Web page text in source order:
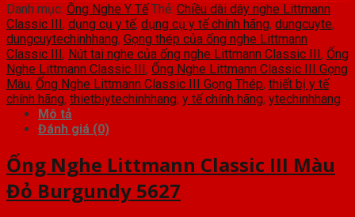
Danh mục: Ống Nghe Y Tế Thẻ: Chiều dài dây nghe Littmann
Classic III, dụng cụ y tế, dụng cụ y tế chính hãng, dungcuyte,
dungcuytechinhhang, Gọng thép của ống nghe Littmann
Classic III, Nút tai nghe của ống nghe Littmann Classic III, Ống
Nghe Littmann Classic III, Ống Nghe Littmann Classic III Gọng
Màu, Ống Nghe Littmann Classic III Gọng Thép, thiết bị y tế
chính hãng, thietbiytechinhhang, y tế chính hãng, ytechinhhang
Mô tả
Đánh giá (0)
Ống Nghe Littmann Classic III Màu
Đỏ Burgundy 5627